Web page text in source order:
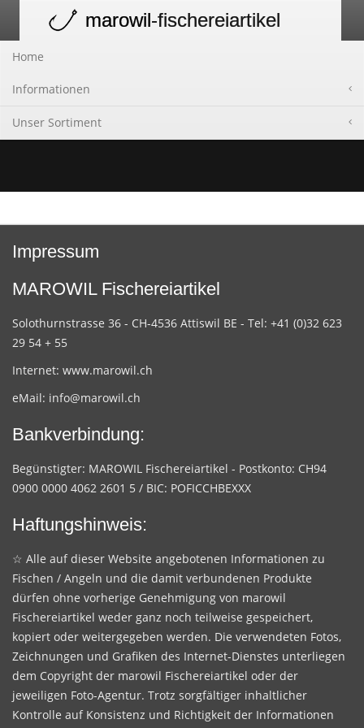
navigation
marowil-fischereiartikel
Home
Informationen
Unser Sortiment
Impressum
MAROWIL Fischereiartikel
Solothurnstrasse 36 - CH-4536 Attiswil BE - Tel: +41 (0)32 623
29 54 + 55
Internet: www.marowil.ch
eMail: info@marowil.ch
Bankverbindung:
Begünstigter: MAROWIL Fischereiartikel - Postkonto: CH94
0900 0000 4062 2601 5 / BIC: POFICCHBEXXX
Haftungshinweis:
☆ Alle auf dieser Website angebotenen Informationen zu
Fischen / Angeln und die damit verbundenen Produkte
dürfen ohne vorherige Genehmigung von marowil
Fischereiartikel weder ganz noch teilweise gespeichert,
kopiert oder weitergegeben werden. Die verwendeten Fotos,
Zeichnungen und Grafiken des Internet-Dienstes unterliegen
dem Copyright der marowil Fischereiartikel oder der
jeweiligen Foto-Agentur. Trotz sorgfältiger inhaltlicher
Kontrolle auf Konsistenz und Richtigkeit der Informationen